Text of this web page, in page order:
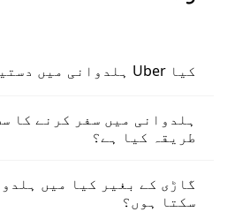
کیا Uber ہلدوانی میں دستیاب ہے؟
ہلدوانی میں سفر کرنے کا
طریقہ کیا ہے؟
گاڑی کے بغیر کیا میں
سکتا ہوں؟